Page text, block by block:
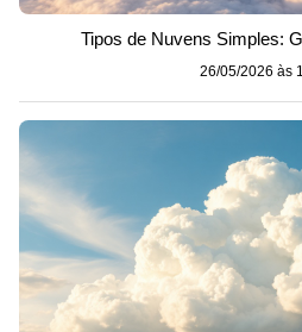
Tipos de Nuvens Simples:
26/05/2026 às